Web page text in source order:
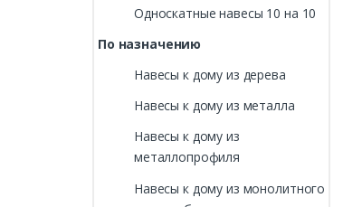
Односкатные навесы 10 на 10
По назначению
Навесы к дому из дерева
Навесы к дому из металла
Навесы к дому из
металлопрофиля
Навесы к дому из монолитного